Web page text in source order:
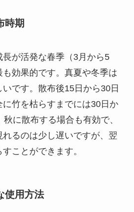
時期
長が活発な春季（3月から5
も効果的です。真夏や冬季は
です。散布後15日から30日
竹を枯らすまでには30日か
に散布する場合も有効で、
るのは少し遅いですが、翌
ことができます。
使用方法